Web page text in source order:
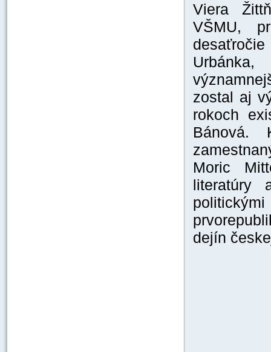
Viera
VŠMU,
zostal aj
rokoch
Bánová.
Moric
literatúry
dejín